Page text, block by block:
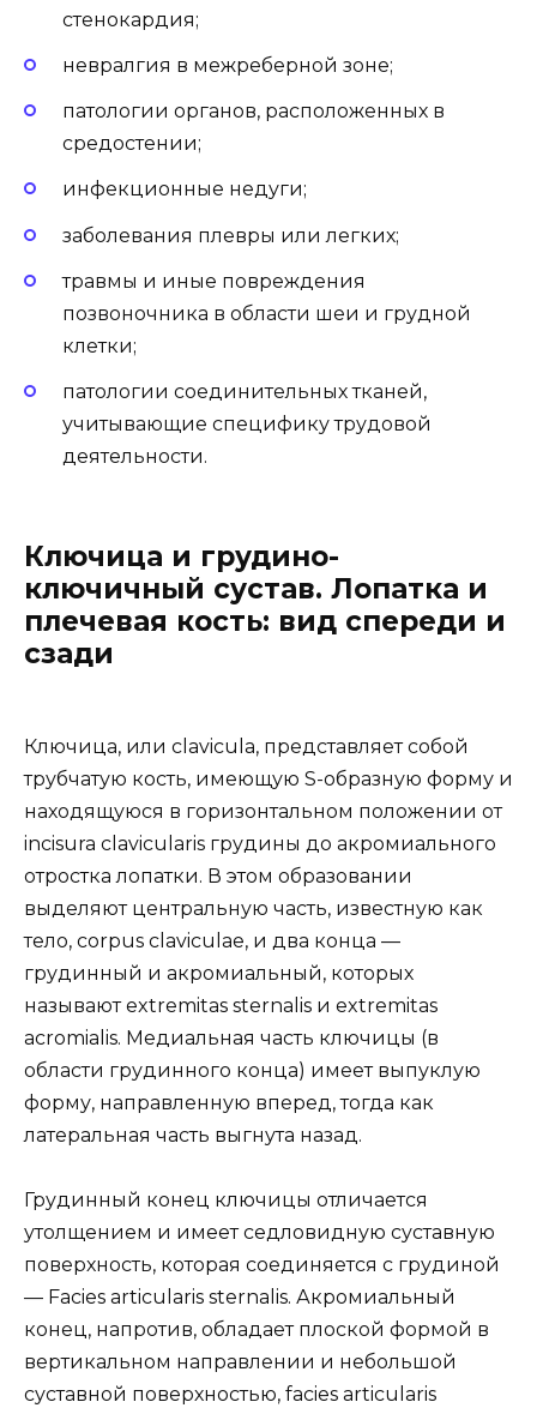
стенокардия;
невралгия в межреберной зоне;
патологии органов, расположенных в
средостении;
инфекционные недуги;
заболевания плевры или легких;
травмы и иные повреждения
позвоночника в области шеи и грудной
клетки;
патологии соединительных тканей,
учитывающие специфику трудовой
деятельности.
Ключица и грудино-
ключичный сустав. Лопатка и
плечевая кость: вид спереди и
сзади
Ключица, или clavicula, представляет собой
трубчатую кость, имеющую S-образную форму и
находящуюся в горизонтальном положении от
incisura clavicularis грудины до акромиального
отростка лопатки. В этом образовании
выделяют центральную часть, известную как
тело, corpus claviculae, и два конца —
грудинный и акромиальный, которых
называют extremitas sternalis и extremitas
acromialis. Медиальная часть ключицы (в
области грудинного конца) имеет выпуклую
форму, направленную вперед, тогда как
латеральная часть выгнута назад.
Грудинный конец ключицы отличается
утолщением и имеет седловидную суставную
поверхность, которая соединяется с грудиной
— Facies articularis sternalis. Акромиальный
конец, напротив, обладает плоской формой в
вертикальном направлении и небольшой
суставной поверхностью, facies articularis